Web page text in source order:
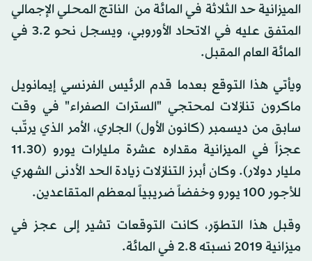
الميزانية حد الثلاثة في المائة من‭ ‬ الناتج المحلي الإجمالي
المتفق عليه في الاتحاد الأوروبي، ويسجل نحو 3.2 في
المائة العام المقبل.
ويأتي هذا التوقع بعدما قدم الرئيس الفرنسي إيمانويل
ماكرون تنازلات لمحتجي "السترات الصفراء" في وقت
سابق من ديسمبر (كانون الأول) الجاري، الأمر الذي يرتّب
عجزاً في الميزانية مقداره عشرة مليارات يورو (11.30
مليار دولار). وكان أبرز التنازلات زيادة الحد الأدنى الشهري
للأجور 100 يورو وخفضاً ضريبياً لمعظم المتقاعدين.
وقبل هذا التطوّر، كانت التوقعات تشير إلى عجز في
ميزانية 2019 نسبته 2.8 في المائة.